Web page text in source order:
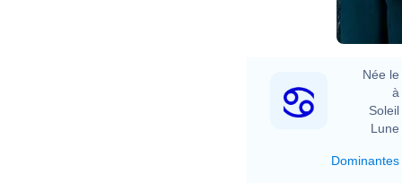
Née le
à
Soleil
Lune
Dominantes